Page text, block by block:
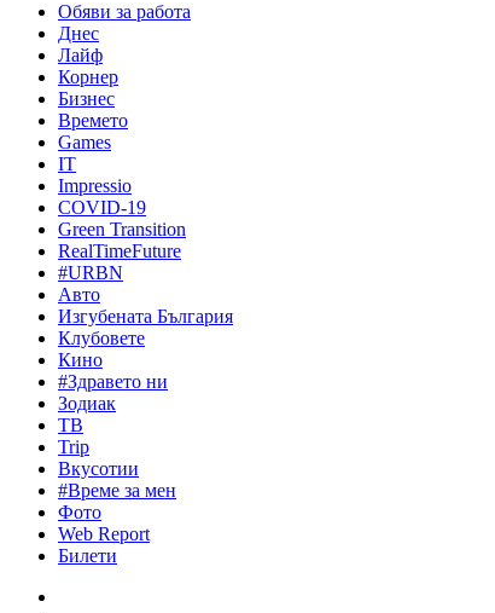
Обяви за работа
Днес
Лайф
Корнер
Бизнес
Времето
Games
IT
Impressio
COVID-19
Green Transition
RealTimeFuture
#URBN
Авто
Изгубената България
Клубовете
Кино
#Здравето ни
Зодиак
ТВ
Trip
Вкусотии
#Време за мен
Фото
Web Report
Билети